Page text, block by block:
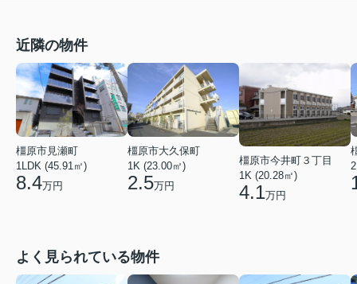
近隣の物件
橿原市見瀬町
1LDK (45.91㎡)
8.4万円
橿原市大久保町
1K (23.00㎡)
2.5万円
橿原市今井町３丁目
1K (20.28㎡)
4.1万円
よく見られている物件